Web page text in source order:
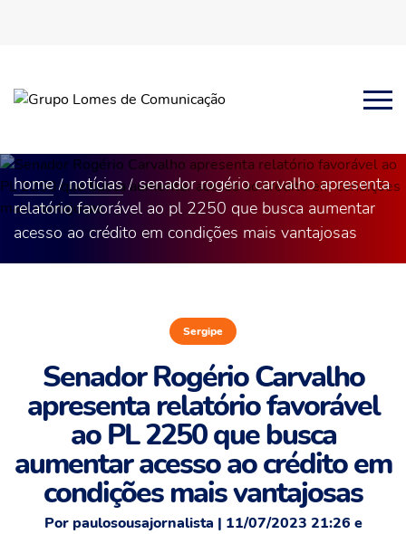
home notícias
senador rogério carvalho apresenta
relatório favorável ao pl 2250 que busca aumentar
acesso ao crédito em condições mais vantajosas
Sergipe
Senador Rogério Carvalho
apresenta relatório favorável
ao PL 2250 que busca
aumentar acesso ao crédito em
condições mais vantajosas
Por paulosousajornalista | 11/07/2023 21:26 e